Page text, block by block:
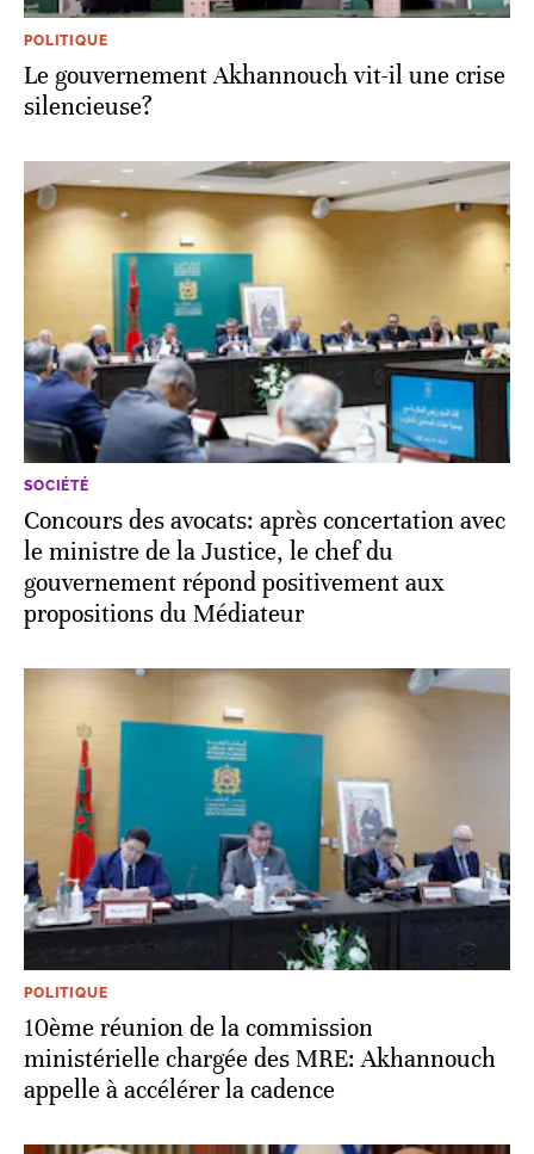
POLITIQUE
Le gouvernement Akhannouch vit-il une crise
silencieuse?
SOCIÉTÉ
Concours des avocats: après concertation avec
le ministre de la Justice, le chef du
gouvernement répond positivement aux
propositions du Médiateur
POLITIQUE
10ème réunion de la commission
ministérielle chargée des MRE: Akhannouch
appelle à accélérer la cadence